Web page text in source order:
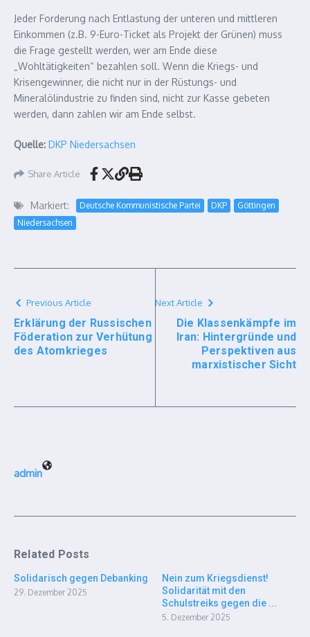
Jeder Forderung nach Entlastung der unteren und mittleren
Einkommen (z.B. 9-Euro-Ticket als Projekt der Grünen) muss
die Frage gestellt werden, wer am Ende diese
„Wohltätigkeiten“ bezahlen soll. Wenn die Kriegs- und
Krisengewinner, die nicht nur in der Rüstungs- und
Mineralölindustrie zu finden sind, nicht zur Kasse gebeten
werden, dann zahlen wir am Ende selbst.
Quelle: DKP Niedersachsen
Share Article
Markiert: Deutsche Kommunistische Partei DKP
Göttingen
Niedersachsen
Previous Article
Erklärung der Russischen
Föderation zur Verhütung
des Atomkrieges
Next Article
Die Klassenkämpfe im
Iran: Hintergründe und
Perspektiven aus
marxistischer Sicht
admin
Related Posts
Solidarisch gegen Debanking
29. Dezember 2025
Nein zum Kriegsdienst!
Solidarität mit den
Schulstreiks gegen die ...
5. Dezember 2025